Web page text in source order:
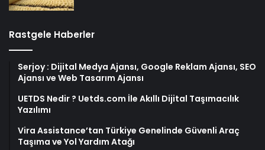
Rastgele Haberler
Serjoy : Dijital Medya Ajansı, Google Reklam Ajansı, SEO
Ajansı ve Web Tasarım Ajansı
UETDS Nedir ? Uetds.com İle Akıllı Dijital Taşımacılık
Yazılımı
Vira Assistance’tan Türkiye Genelinde Güvenli Araç
Taşıma ve Yol Yardım Atağı